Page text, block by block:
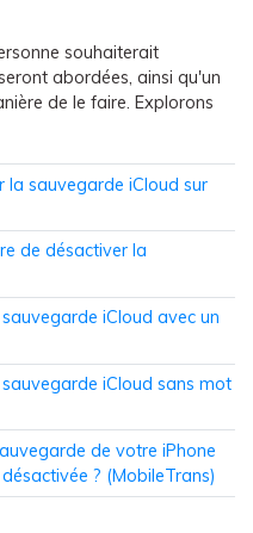
souhaiterait
abordées, ainsi qu'un
de le faire. Explorons
la sauvegarde iCloud sur
de désactiver la
iCloud avec un
iCloud sans mot
de votre iPhone
? (MobileTrans)